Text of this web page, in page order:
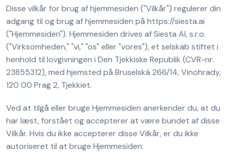
Disse vilkår for brug af hjemmesiden ("Vilkår") regulerer din
adgang til og brug af hjemmesiden på https://siesta.ai
("Hjemmesiden"). Hjemmesiden drives af Siesta AI, s.r.o.
("Virksomheden," "vi," "os" eller "vores"), et selskab stiftet i
henhold til lovgivningen i Den Tjekkiske Republik (CVR-nr.
23855312), med hjemsted på Bruselská 266/14, Vinohrady,
120 00 Prag 2, Tjekkiet.
Ved at tilgå eller bruge Hjemmesiden anerkender du, at du
har læst, forstået og accepterer at være bundet af disse
Vilkår. Hvis du ikke accepterer disse Vilkår, er du ikke
autoriseret til at bruge Hjemmesiden.